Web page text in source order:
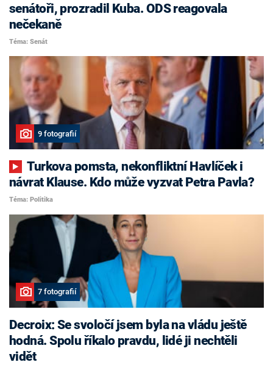
senátoři, prozradil Kuba. ODS reagovala
nečekaně
Téma: Senát
9 fotografií
Turkova pomsta, nekonfliktní Havlíček i
návrat Klause. Kdo může vyzvat Petra Pavla?
Téma: Politika
7 fotografií
Decroix: Se svoločí jsem byla na vládu ještě
hodná. Spolu říkalo pravdu, lidé ji nechtěli
vidět